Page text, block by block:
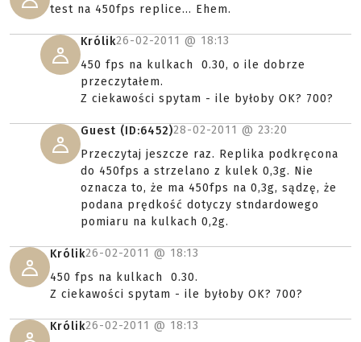
test na 450fps replice... Ehem.
Królik26-02-2011 @ 18:13
450 fps na kulkach 0.30, o ile dobrze
przeczytałem.
Z ciekawości spytam - ile byłoby OK? 700?
Guest (ID:6452)28-02-2011 @ 23:20
Przeczytaj jeszcze raz. Replika podkręcona
do 450fps a strzelano z kulek 0,3g. Nie
oznacza to, że ma 450fps na 0,3g, sądzę, że
podana prędkość dotyczy stndardowego
pomiaru na kulkach 0,2g.
Królik26-02-2011 @ 18:13
450 fps na kulkach 0.30.
Z ciekawości spytam - ile byłoby OK? 700?
Królik26-02-2011 @ 18:13